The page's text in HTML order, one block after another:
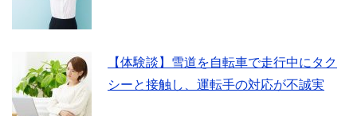
【体験談】雪道を自転車で走行中にタク
シーと接触し、運転手の対応が不誠実